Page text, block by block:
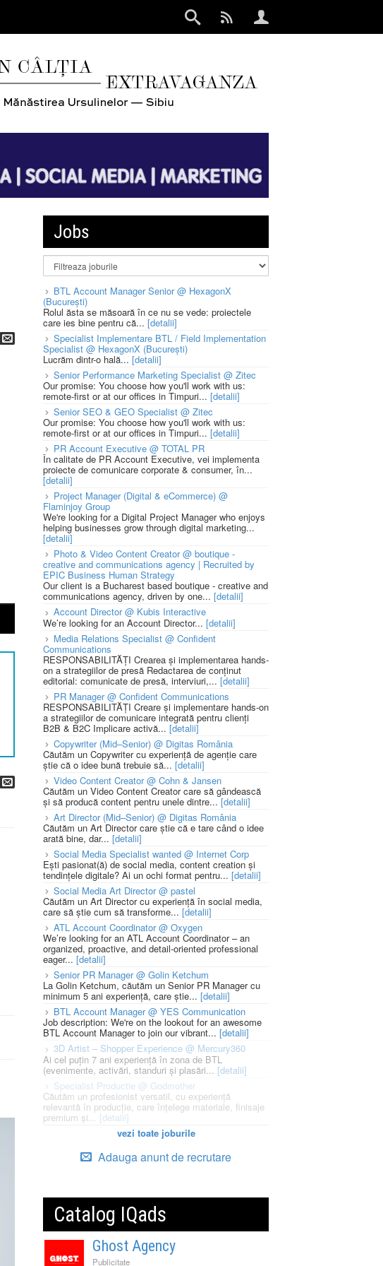
Jobs
BTL Account Manager Senior @ HexagonX
(București)
Rolul ăsta se măsoară în ce nu se vede: proiectele
care ies bine pentru că... [detalii]
Specialist Implementare BTL / Field Implementation
Specialist @ HexagonX (București)
Lucrăm dintr-o hală... [detalii]
Senior Performance Marketing Specialist @ Zitec
Our promise: You choose how you'll work with us:
remote-first or at our offices in Timpuri... [detalii]
Senior SEO & GEO Specialist @ Zitec
Our promise: You choose how you'll work with us:
remote-first or at our offices in Timpuri... [detalii]
PR Account Executive @ TOTAL PR
În calitate de PR Account Executive, vei implementa
proiecte de comunicare corporate & consumer, în...
[detalii]
Project Manager (Digital & eCommerce) @
Flaminjoy Group
We're looking for a Digital Project Manager who enjoys
helping businesses grow through digital marketing...
[detalii]
Photo & Video Content Creator @ boutique -
creative and communications agency | Recruited by
EPIC Business Human Strategy
Our client is a Bucharest based boutique - creative and
communications agency, driven by one... [detalii]
Account Director @ Kubis Interactive
We’re looking for an Account Director... [detalii]
Media Relations Specialist @ Confident
Communications
RESPONSABILITĂȚI Crearea și implementarea hands-
on a strategiilor de presă Redactarea de conținut
editorial: comunicate de presă, interviuri,... [detalii]
PR Manager @ Confident Communications
RESPONSABILITĂȚI Creare și implementare hands-on
a strategiilor de comunicare integrată pentru clienți
B2B & B2C Implicare activă... [detalii]
Copywriter (Mid–Senior) @ Digitas România
Căutăm un Copywriter cu experiență de agenție care
știe că o idee bună trebuie să... [detalii]
Video Content Creator @ Cohn & Jansen
Căutăm un Video Content Creator care să gândească
și să producă content pentru unele dintre...[detalii]
Art Director (Mid–Senior) @ Digitas România
Căutăm un Art Director care știe că e tare când o idee
arată bine, dar... [detalii]
Social Media Specialist wanted @ Internet Corp
Ești pasionat(ă) de social media, content creation și
tendințele digitale? Ai un ochi format pentru... [detalii]
Social Media Art Director @ pastel
Căutăm un Art Director cu experiență în social media,
care să știe cum să transforme... [detalii]
ATL Account Coordinator @ Oxygen
We’re looking for an ATL Account Coordinator – an
organized, proactive, and detail-oriented professional
eager... [detalii]
Senior PR Manager @ Golin Ketchum
La Golin Ketchum, căutăm un Senior PR Manager cu
minimum 5 ani experiență, care știe... [detalii]
BTL Account Manager @ YES Communication
Job description: We're on the lookout for an awesome
BTL Account Manager to join our vibrant... [detalii]
3D Artist – Shopper Experience @ Mercury360
Ai cel puțin 7 ani experiență în zona de BTL
(evenimente, activări, standuri și plasări... [detalii]
Specialist Productie @ Godmother
Căutăm un profesionist versatil, cu experiență
relevantă în producție, care înțelege materiale, finisaje
premium și... [detalii]
vezi toate joburile
Adauga anunt de recrutare
Catalog IQads
Ghost Agency
Publicitate